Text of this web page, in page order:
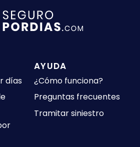
días
AYUDA
¿Cómo funciona?
Preguntas frecuentes
Tramitar siniestro